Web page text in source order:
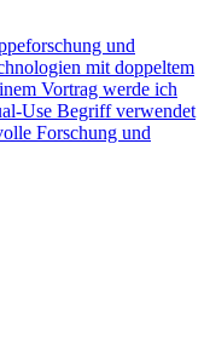
und
mit doppeltem
Vortrag werde ich
Use Begriff verwendet
Forschung und